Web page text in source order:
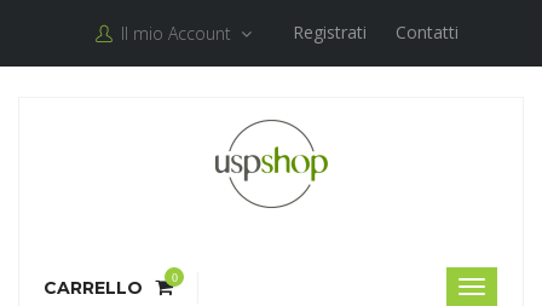
Il mio Account Registrati Contatti
CARRELLO 0